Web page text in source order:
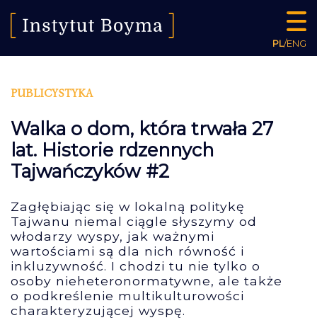
PL/ENG
PUBLICYSTYKA
Walka o dom, która trwała 27
lat. Historie rdzennych
Tajwańczyków #2
Zagłębiając się w lokalną politykę
Tajwanu niemal ciągle słyszymy od
włodarzy wyspy, jak ważnymi
wartościami są dla nich równość i
inkluzywność. I chodzi tu nie tylko o
osoby nieheteronormatywne, ale także
o podkreślenie multikulturowości
charakteryzującej wyspę.